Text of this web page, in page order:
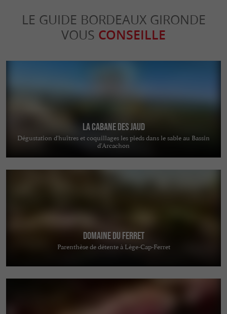
LE GUIDE BORDEAUX GIRONDE
VOUS CONSEILLE
La Cabane des Jaud
Dégustation d'huîtres et coquillages les pieds dans le sable au Bassin
d'Arcachon
Domaine du Ferret
Parenthèse de détente à Lège-Cap-Ferret